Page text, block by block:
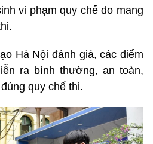
vi phạm quy chế do mang
Hà Nội đánh giá, các điểm
ra bình thường, an toàn,
quy chế thi.